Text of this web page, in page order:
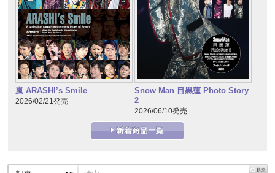
嵐 ARASHI’s Smile
2026/02/21発売
Snow Man 目黒蓮 Photo Story
2
2026/06/10発売